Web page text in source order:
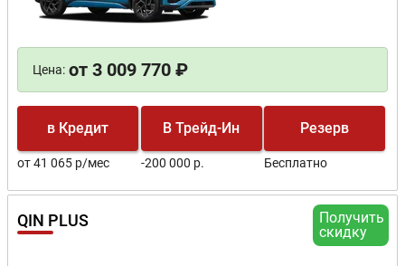
Цена: от 3 009 770 ₽
в Кредит
от 41 065 р/мес
В Трейд-Ин
-200 000 р.
Резерв
Бесплатно
Получить
скидку
QIN PLUS